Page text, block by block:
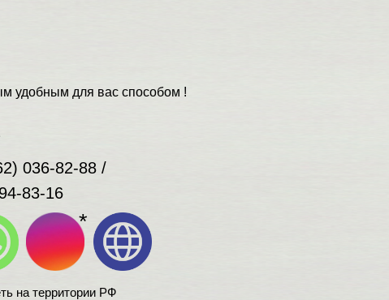
удобным для вас способом !
036-82-88 /
83-16
на территории РФ
*